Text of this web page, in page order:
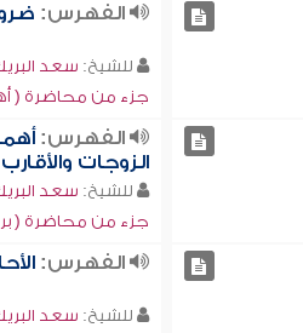
الفهرس:
للشيخ: سعد
جزء من محاضرة (
الفهرس:
الزوجات والأقارب
للشيخ: سعد
جزء من محاضرة ( بر
الفهرس:
للشيخ: سعد